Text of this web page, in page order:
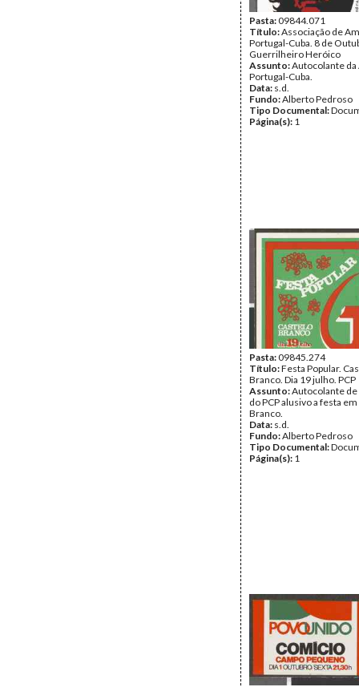
Pasta:09844.071
Título:Associação de
Portugal-Cuba. 8 de
Guerrilheiro Heróico
Assunto:Autocolante da
Portugal-Cuba.
Data: s.d.
Fundo:Alberto Pedroso
Tipo Documental:
Página(s): 1
Pasta:09845.274
Título:Festa Popular.
Branco. Dia 19 julho. PCP
Assunto:Autocolante de
do PCP alusivo a festa
Branco.
Data: s.d.
Fundo:Alberto Pedroso
Tipo Documental:
Página(s): 1